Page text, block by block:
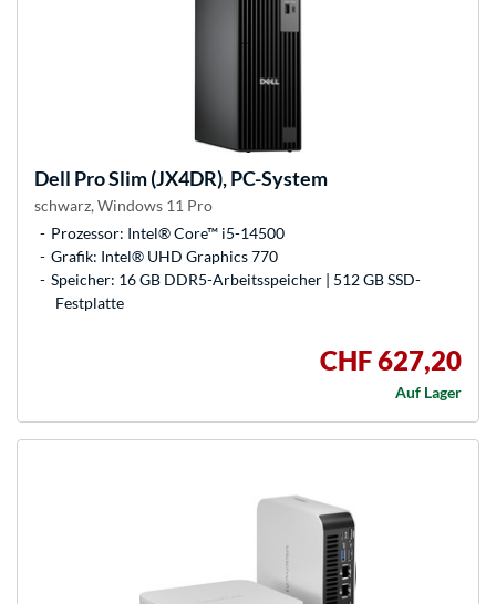
Dell Pro Slim (JX4DR), PC-System
schwarz, Windows 11 Pro
Prozessor: Intel® Core™ i5-14500
Grafik: Intel® UHD Graphics 770
Speicher: 16 GB DDR5-Arbeitsspeicher | 512 GB SSD-
Festplatte
CHF 627,20
Auf Lager